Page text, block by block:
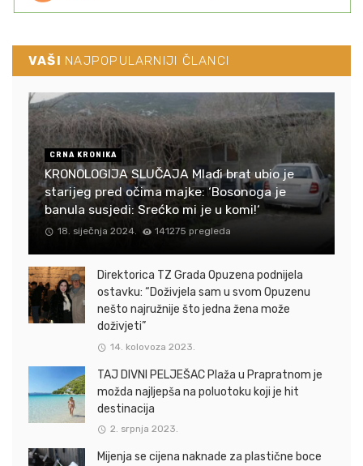
VAŠI NAJPOPULARNIJI ČLANCI
CRNA KRONIKA
KRONOLOGIJA SLUČAJA Mlađi brat ubio je
starijeg pred očima majke: ‘Bosonoga je
banula susjedi: Srećko mi je u komi!‘
18. siječnja 2024. 141275 pregleda
Direktorica TZ Grada Opuzena podnijela
ostavku: “Doživjela sam u svom Opuzenu
nešto najružnije što jedna žena može
doživjeti”
14. kolovoza 2023.
TAJ DIVNI PELJEŠAC Plaža u Prapratnom je
možda najljepša na poluotoku koji je hit
destinacija
2. srpnja 2023.
Mijenja se cijena naknade za plastične boce